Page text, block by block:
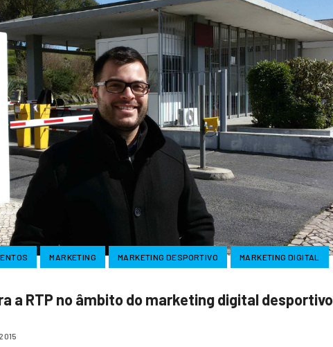
MARKETING MARKETING DESPORTIVO MARKETING DIGITAL
a RTP no âmbito do marketing digital desportivo